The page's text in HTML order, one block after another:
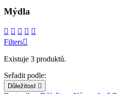
Mýdla
    
Filters
Existuje 3 produktů.
Seřadit podle:
Důležitost 